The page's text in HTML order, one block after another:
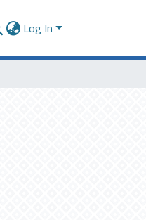
Log In